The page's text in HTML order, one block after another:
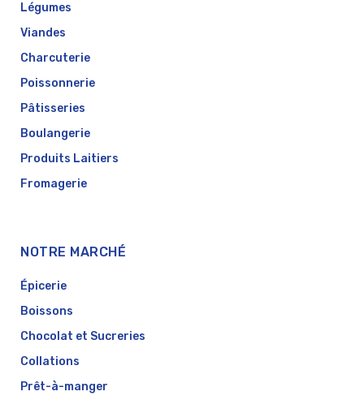
Légumes
Viandes
Charcuterie
Poissonnerie
Pâtisseries
Boulangerie
Produits Laitiers
Fromagerie
NOTRE MARCHÉ
Épicerie
Boissons
Chocolat et Sucreries
Collations
Prêt-à-manger